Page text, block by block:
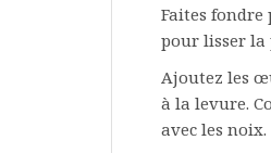
Faites
pour lisser la
Ajoutez les
à la levure.
avec les noix.